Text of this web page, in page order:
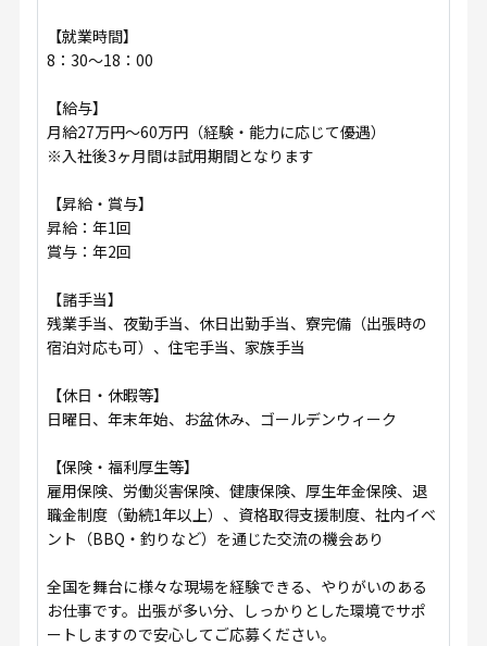
【就業時間】
8：30～18：00
【給与】
月給27万円～60万円（経験・能力に応じて優遇）
※入社後3ヶ月間は試用期間となります
【昇給・賞与】
昇給：年1回
賞与：年2回
【諸手当】
残業手当、夜勤手当、休日出勤手当、寮完備（出張時の
宿泊対応も可）、住宅手当、家族手当
【休日・休暇等】
日曜日、年末年始、お盆休み、ゴールデンウィーク
【保険・福利厚生等】
雇用保険、労働災害保険、健康保険、厚生年金保険、退
職金制度（勤続1年以上）、資格取得支援制度、社内イベ
ント（BBQ・釣りなど）を通じた交流の機会あり
全国を舞台に様々な現場を経験できる、やりがいのある
お仕事です。出張が多い分、しっかりとした環境でサポ
ートしますので安心してご応募ください。